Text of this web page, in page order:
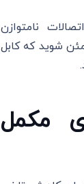
نامتوازن
شوید که کابل
مکمل